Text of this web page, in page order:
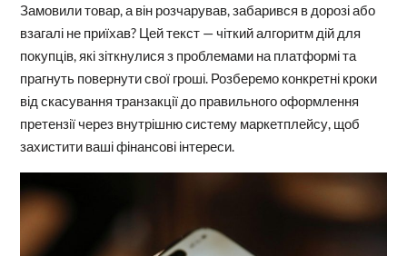
Замовили товар, а він розчарував, забарився в дорозі або
взагалі не приїхав? Цей текст — чіткий алгоритм дій для
покупців, які зіткнулися з проблемами на платформі та
прагнуть повернути свої гроші. Розберемо конкретні кроки
від скасування транзакції до правильного оформлення
претензії через внутрішню систему маркетплейсу, щоб
захистити ваші фінансові інтереси.